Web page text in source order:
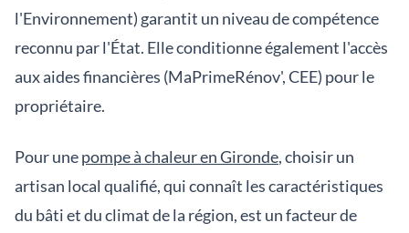
l'Environnement) garantit un niveau de compétence
reconnu par l'État. Elle conditionne également l'accès
aux aides financières (MaPrimeRénov', CEE) pour le
propriétaire.
Pour unepompe à chaleur en Gironde, choisir un
artisan local qualifié, qui connaît les caractéristiques
du bâti et du climat de la région, est un facteur de